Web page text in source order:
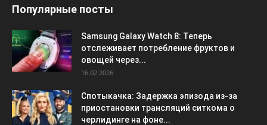
Популярные посты
Samsung Galaxy Watch 8: Теперь
отслеживает потребление фруктов и
овощей через...
16.02.2026
Спотыкачка: Задержка эпизода из-за
приостановки трансляций ситкома о
черлидинге на фоне...